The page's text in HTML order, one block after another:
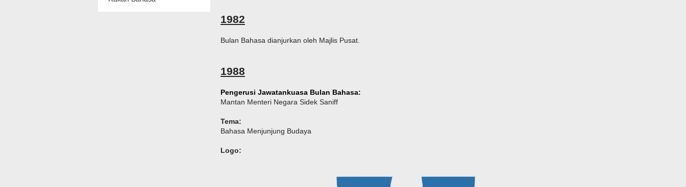
1982
Bulan Bahasa dianjurkan oleh Majlis Pusat.
1988
Pengerusi Jawatankuasa Bulan Bahasa:
Mantan Menteri Negara Sidek Saniff
Tema:
Bahasa Menjunjung Budaya
Logo: